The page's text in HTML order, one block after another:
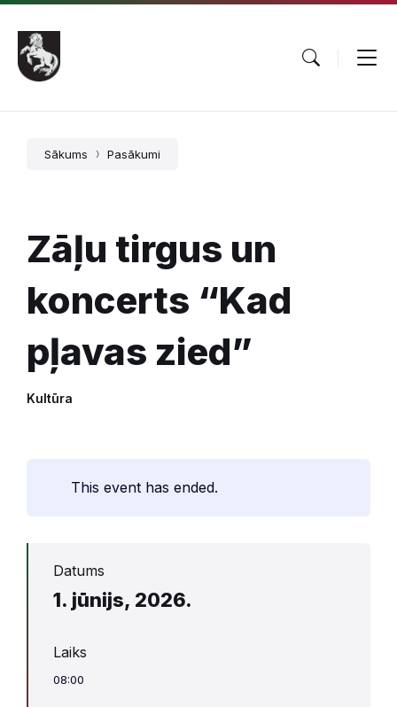
Pāriet
saturu
Skip
main
navigation
Skip
footer
Sākums Pasākumi
Zāļu tirgus un
koncerts “Kad
pļavas zied”
Kultūra
This event has ended.
Datums
1. jūnijs, 2026.
Laiks
08:00